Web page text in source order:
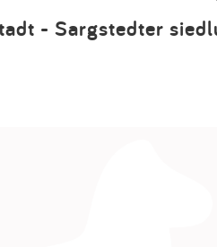
- Sargstedter